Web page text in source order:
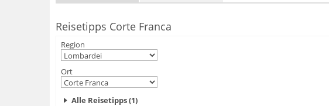
Reisetipps Corte Franca
Region
Ort
Alle Reisetipps (1)